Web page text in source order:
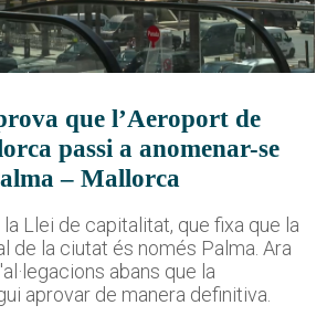
que l’Aeroport de
passi a anomenar-se
– Mallorca
la Llei de capitalitat, que fixa que la
de la ciutat és només Palma. Ara
abans que la
aprovar de manera definitiva.